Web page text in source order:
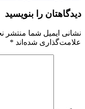
دیدگاهتان را بنویسید
نشانی ایمیل شما منتشر
علامت‌گذاری شده‌اند *